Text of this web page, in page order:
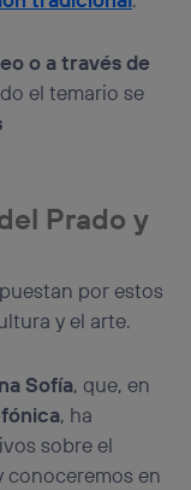
o a través de
el temario se
Prado y
por estos
y el arte.
Sofía, que, en
, ha
sobre el
conoceremos en
será más
seleccionando
página web o
consulta